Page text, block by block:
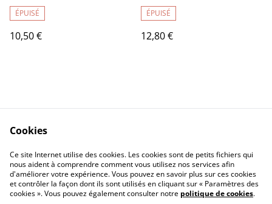
ÉPUISÉ
10,50 €
ÉPUISÉ
12,80 €
Contact
Legal Terms
Privacy Policy
Cookie Policy
Cookies
Ce site Internet utilise des cookies. Les cookies sont de petits fichiers qui
nous aident à comprendre comment vous utilisez nos services afin
d'améliorer votre expérience. Vous pouvez en savoir plus sur ces cookies
et contrôler la façon dont ils sont utilisés en cliquant sur « Paramètres des
cookies ». Vous pouvez également consulter notre politique de cookies.